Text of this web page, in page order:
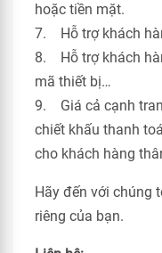
hoặc tiền mặt.
7. Hỗ trợ khách
8. Hỗ trợ khách
mã thiết bị…
9. Giá cả cạnh
chiết khấu thanh
cho khách hàng
Hãy đến với chúng
riêng của bạn.